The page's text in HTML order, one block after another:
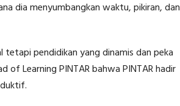
dia menyumbangkan waktu, pikiran, dan
pendidikan yang dinamis dan peka
of Learning PINTAR bahwa PINTAR hadir